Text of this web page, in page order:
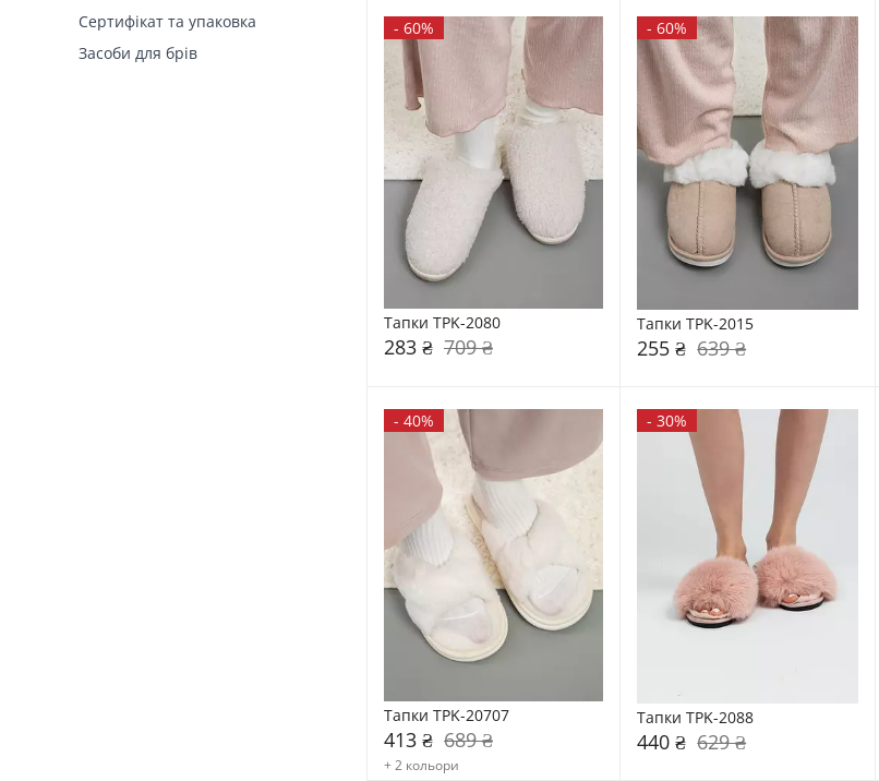
Сертифікат та упаковка
Засоби для брів
- 60%
Тапки TPK-2080
283 ₴ 709 ₴
-60%
Тапки TPK-2015
255 ₴ 639 ₴
- 40%
Тапки TPK-20707
413 ₴ 689 ₴
+ 2 кольори
-30%
Тапки TPK-2088
440 ₴ 629 ₴